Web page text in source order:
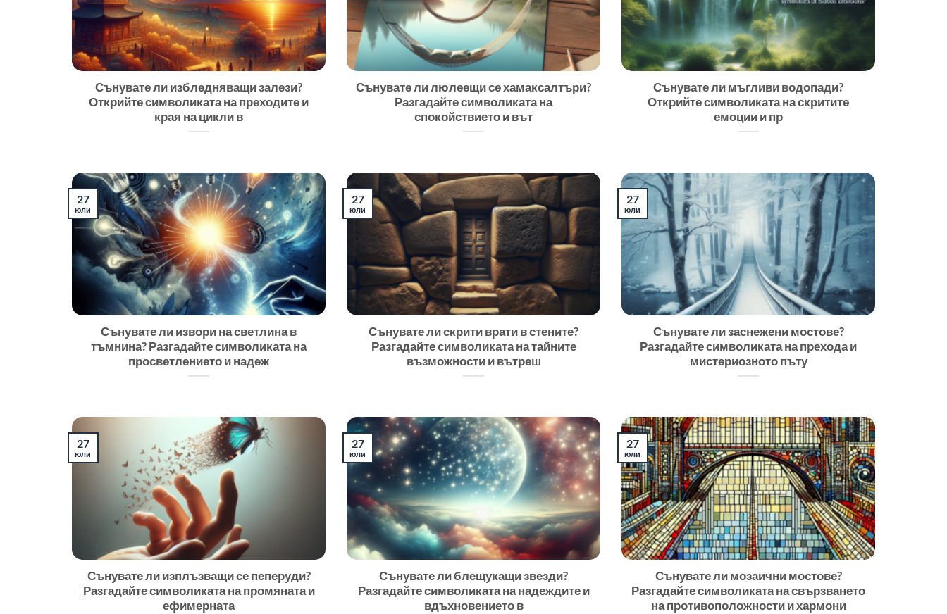
Сънувате ли избледняващи залези?
Открийте символиката на преходите и
края на цикли в
Сънувате ли люлеещи се хамаксалтъри?
Разгадайте символиката на
спокойствието и вът
Сънувате ли мъгливи водопади?
Открийте символиката на скритите
емоции и пр
Сънувате ли извори на светлина в
тъмнина? Разгадайте символиката на
просветлението и надеж
27
юли
Сънувате ли скрити врати в стените?
Разгадайте символиката на тайните
възможности и вътреш
27
юли
Сънувате ли заснежени мостове?
Разгадайте символиката на прехода и
мистериозното пъту
27
юли
Сънувате ли изплъзващи се пеперуди?
Разгадайте символиката на промяната и
ефимерната
27
юли
Сънувате ли блещукащи звезди?
Разгадайте символиката на надеждите и
вдъхновението в
27
юли
Сънувате ли мозаични мостове?
Разгадайте символиката на свързването
на противоположности и хармони
27
юли